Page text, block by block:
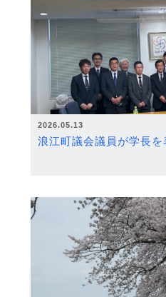
2026.05.13
浪江町議会議員が学長を